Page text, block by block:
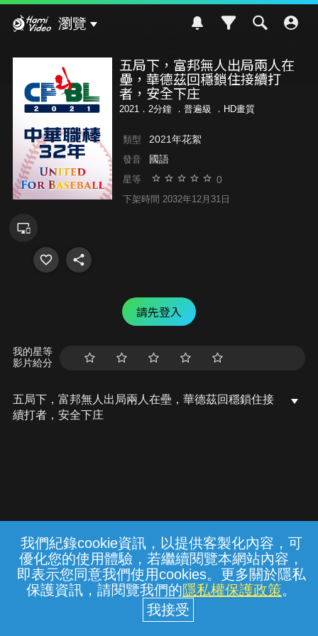
我們紀錄cookie資訊，以提供客製化內容，可
優化您的使用體驗，若繼續閱覽本網站內容，
即表示您同意我們使用cookies。更多關於隱私
保護資訊，請閱覽我們的隱私權保護政策。
瀏覽
五局下，富邦無人出局兩人在
壘，華德茲回穩鎖住接續打
者，安全下庄
2021．2分鐘 ． 普遍級 ．HD畫質
類型 2021年花絮
發音 國語
星等 0
下架時間 2032年12月31日
請先登入
我的星等
影片給分
五局下，富邦無人出局兩人在壘，華德茲回穩鎖住接
續打者，安全下庄
常見問題 線上客服 服務條款 隱私權保護
中華電信股份有限公司個人家庭分公司
(統一編號：96979949) © 2026
{{notifyMsg}}